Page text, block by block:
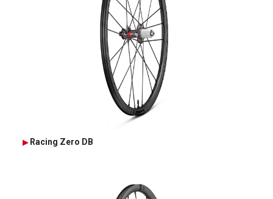
Racing Zero DB